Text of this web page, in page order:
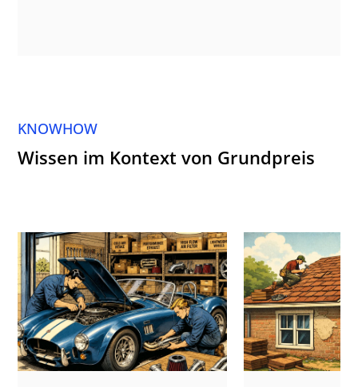
KNOWHOW
Wissen im Kontext von Grundpreis